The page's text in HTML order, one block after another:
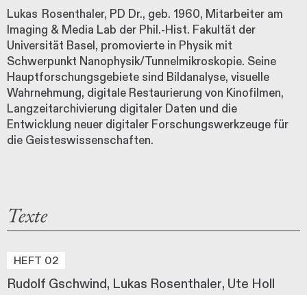
Lukas Rosenthaler, PD Dr., geb. 1960, Mitarbeiter am
Imaging & Media Lab der Phil.-Hist. Fakultät der
Universität Basel, promovierte in Physik mit
Schwerpunkt Nanophysik/Tunnelmikroskopie. Seine
Hauptforschungsgebiete sind Bildanalyse, visuelle
Wahrnehmung, digitale Restaurierung von Kinofilmen,
Langzeitarchivierung digitaler Daten und die
Entwicklung neuer digitaler Forschungswerkzeuge für
die Geisteswissenschaften.
Texte
HEFT 02
Rudolf Gschwind Lukas Rosenthaler Ute Holl